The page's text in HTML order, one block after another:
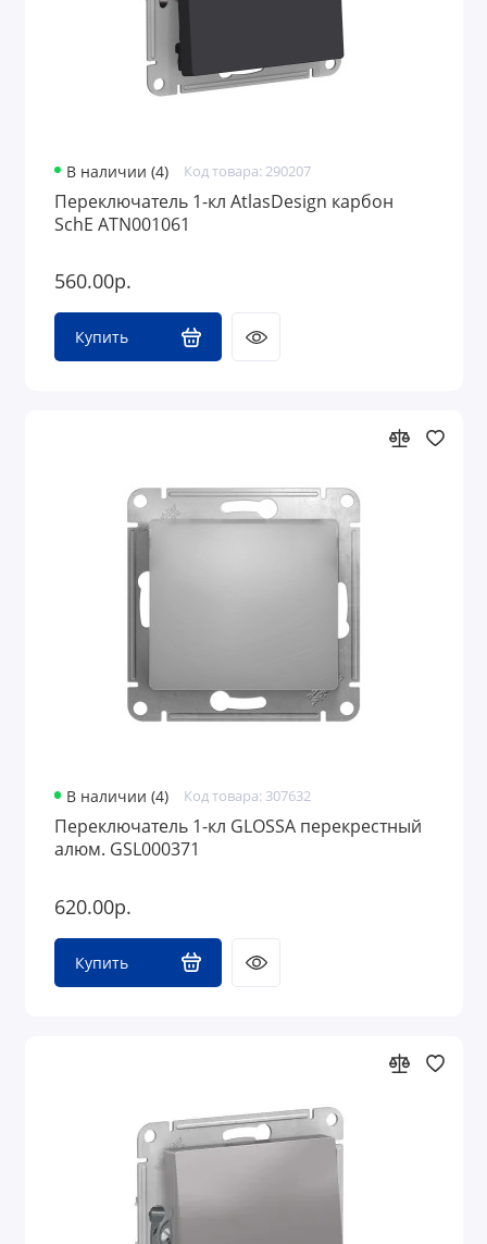
В наличии (4) Код товара: 290207
Переключатель 1-кл AtlasDesign карбон
SchE ATN001061
560.00р.
Купить
В наличии (4) Код товара: 307632
Переключатель 1-кл GLOSSA перекрестный
алюм. GSL000371
620.00р.
Купить